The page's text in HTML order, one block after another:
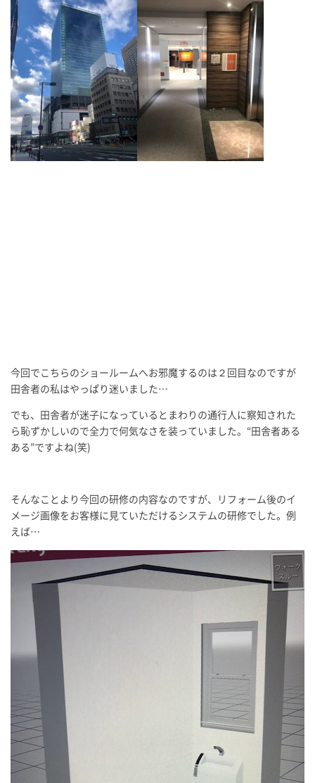
今回でこちらのショールームへお邪魔するのは２回目なのですが
田舎者の私はやっぱり迷いました…
でも、田舎者が迷子になっているとまわりの通行人に察知された
ら恥ずかしいので全力で何気なさを装っていました。“田舎者ある
ある”ですよね(笑)
そんなことより今回の研修の内容なのですが、リフォーム後のイ
メージ画像をお客様に見ていただけるシステムの研修でした。例
えば…